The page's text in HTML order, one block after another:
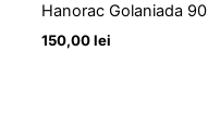
Hanorac Golaniada 90
150,00lei